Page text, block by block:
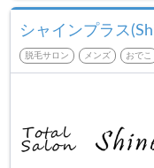
シャインプラス
脱毛サロン メンズ おでこ